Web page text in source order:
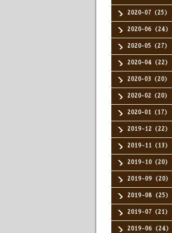
2020-07（25）
2020-06（24）
2020-05（27）
2020-04（22）
2020-03（20）
2020-02（20）
2020-01（17）
2019-12（22）
2019-11（13）
2019-10（20）
2019-09（20）
2019-08（25）
2019-07（21）
2019-06（24）